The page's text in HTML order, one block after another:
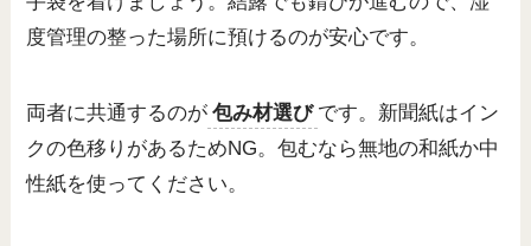
度管理の整った場所に預けるのが安心です。
両者に共通するのが 包み材選び です。新聞紙はイン
クの色移りがあるためNG。包むなら無地の和紙か中
性紙を使ってください。